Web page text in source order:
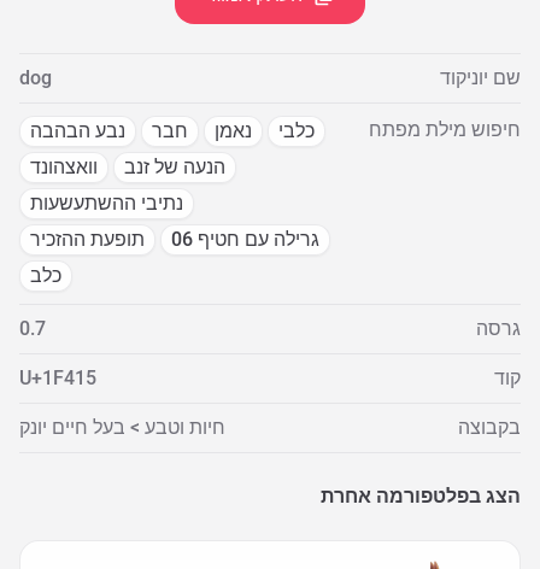
שם יוניקוד dog
חיפוש מילת מפתח כלבי נאמן חבר
נבע הבהבה
הנעה של זנב
וואצהונד
נתיבי ההשתעשעות
גרילה עם חטיף 06
תופעת ההזכיר
כלב
גרסה 0.7
קוד U+1F415
בקבוצה חיות וטבע > בעל חיים יונק
הצג בפלטפורמה אחרת